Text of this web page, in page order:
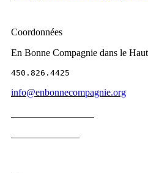
Coordonnées
En Bonne Compagnie dans le
450.826.4425
info@enbonnecompagnie.org